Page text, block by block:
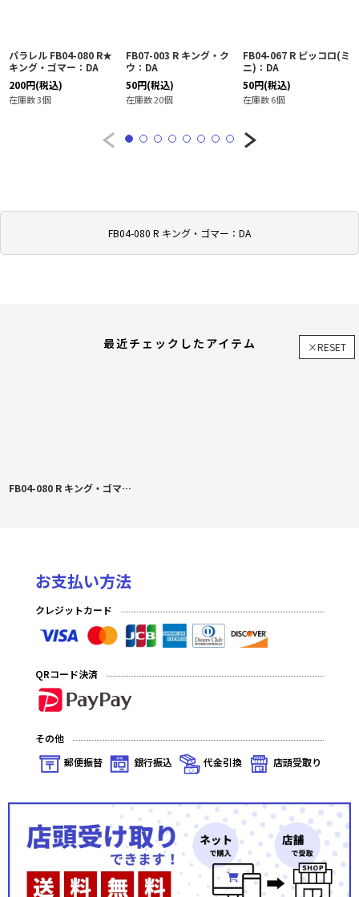
FB04-080 R キング・ゴマー：DA
パラレル FB04-080 R★
キング・ゴマー：DA
200円(税込)
在庫数 3個
FB07-003 R キング・ク
ウ：DA
50円(税込)
在庫数 20個
FB04-067 R ピッコロ(ミ
ニ)：DA
50円(税込)
在庫数 6個
最近チェックしたアイテム ×RESET
FB04-080 R キング・ゴマー：DA
お支払い方法
クレジットカード
QRコード決済
その他
郵便振替
銀行振込 代金引換 店頭受取り